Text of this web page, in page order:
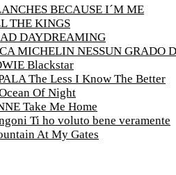
BECAUSE I´M ME
THE KINGS
DAYDREAMING
MICHELIN NESSUN GRADO
Blackstar
The Less I Know The Better
Of Night
Take Me Home
Ti ho voluto bene veramente
At My Gates